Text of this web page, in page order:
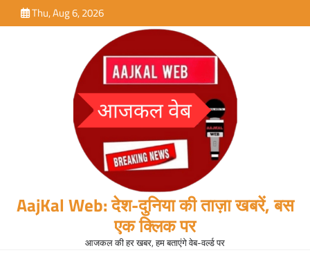
to
Thu, Aug 6, 2026
AajKal Web: देश-दुनिया की ताज़ा खबरें, बस
एक क्लिक पर
आजकल की हर खबर, हम बताएंगे वेब-वर्ल्ड पर